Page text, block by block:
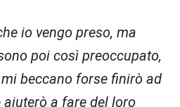
io vengo preso, ma
poi così preoccupato,
beccano forse finirò ad
aiuterò a fare del loro